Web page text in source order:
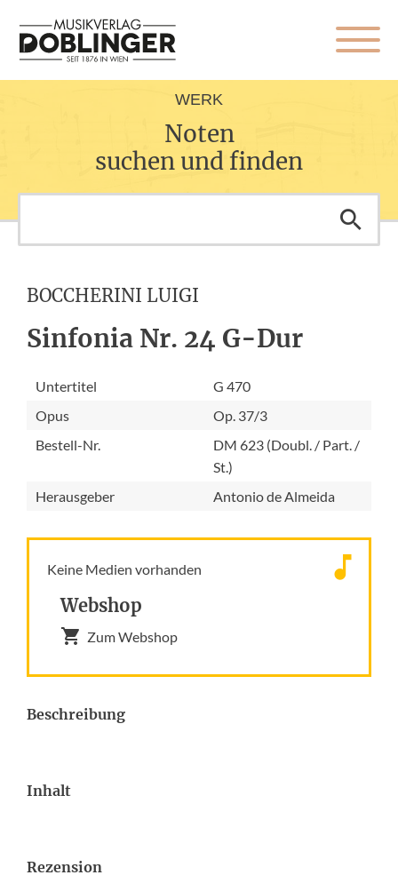
WERK
Noten
suchen und finden
BOCCHERINI LUIGI
Sinfonia Nr. 24 G-Dur
Untertitel
G 470
Opus
Op. 37/3
Bestell-Nr.
DM 623 (Doubl. / Part. /
St.)
Herausgeber
Antonio de Almeida
Keine Medien vorhanden
Webshop
Zum Webshop
Beschreibung
Inhalt
Rezension